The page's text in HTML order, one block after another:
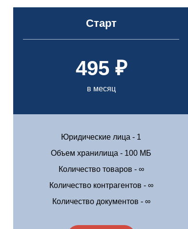
Старт
495 ₽
в месяц
Юридические лица - 1
Объем хранилища - 100 МБ
Количество товаров - ∞
Количество контрагентов - ∞
Количество документов - ∞